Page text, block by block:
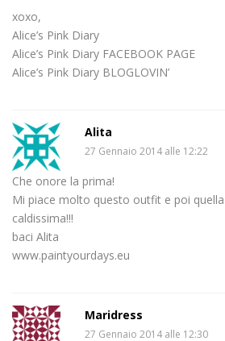
xoxo,
Alice’s Pink Diary
Alice’s Pink Diary FACEBOOK PAGE
Alice’s Pink Diary BLOGLOVIN’
Alita
27 Gennaio 2014 alle 12:22
Che onore la prima!
Mi piace molto questo outfit e poi
caldissima!!!
baci Alita
www.paintyourdays.eu
Maridress
27 Gennaio 2014 alle 12:30